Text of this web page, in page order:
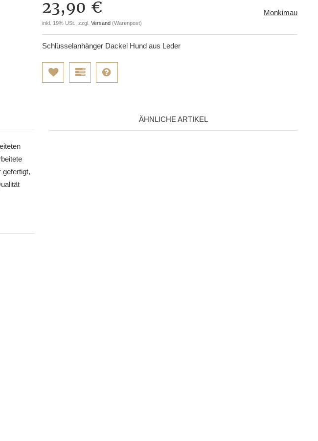
23,90 €
inkl. 19% USt., zzgl. Versand (Warenpost)
Monkimau
Schlüsselanhänger Dackel Hund aus Leder
ÄHNLICHE ARTIKEL